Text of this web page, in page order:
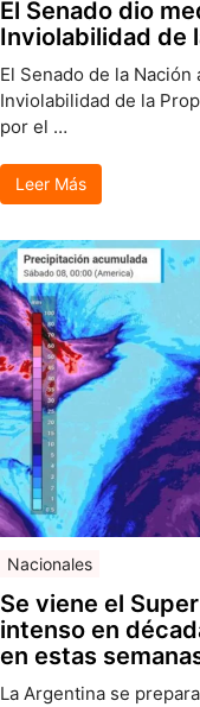
El Senado dio
Inviolabilidad de
El Senado de la
Inviolabilidad de la
por el …
Leer Más
Nacionales
Se viene el
intenso en
en estas
La Argentina se